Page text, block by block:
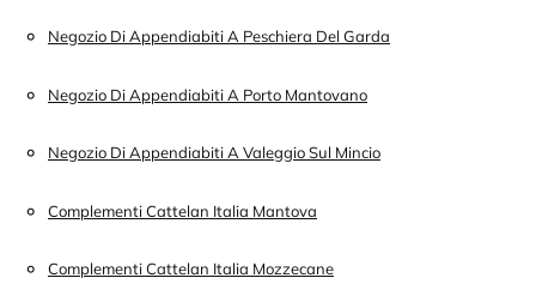
Negozio Di Appendiabiti A Peschiera Del Garda
Negozio Di Appendiabiti A Porto Mantovano
Negozio Di Appendiabiti A Valeggio Sul Mincio
Complementi Cattelan Italia Mantova
Complementi Cattelan Italia Mozzecane